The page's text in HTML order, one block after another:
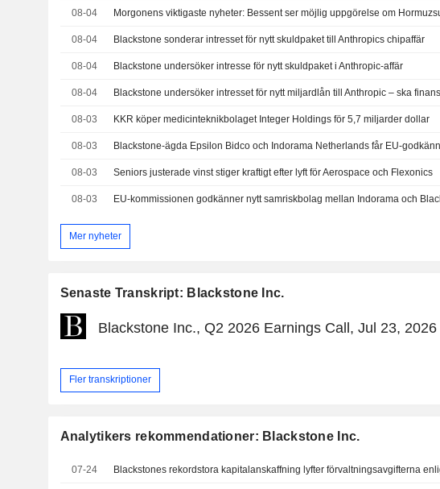
08-04
08-04 Blackstone sonderar intresset för nytt skuldpaket till Anthropics chipaffär
08-04 Blackstone undersöker intresse för nytt skuldpaket i Anthropic-affär
08-04
08-03 KKR köper medicinteknikbolaget Integer Holdings för 5,7 miljarder dollar
08-03
08-03 Seniors justerade vinst stiger kraftigt efter lyft för Aerospace och Flexonics
08-03
Mer nyheter
Senaste Transkript: Blackstone Inc.
Blackstone Inc., Q2 2026 Earnings Call, Jul 23, 2026
Fler transkriptioner
Analytikers rekommendationer: Blackstone Inc.
07-24